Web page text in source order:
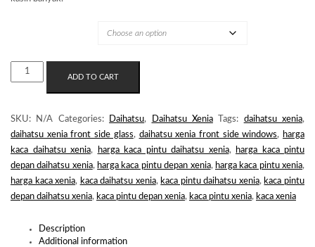
KACA
PINTU
DAIHATSU
XENIA
GEN3
QUANTITY
ADD TO CART
SKU: N/A Categories: Daihatsu, Daihatsu Xenia Tags: daihatsu xenia,
daihatsu xenia front side glass, daihatsu xenia front side windows, harga
kaca daihatsu xenia, harga kaca pintu daihatsu xenia,
harga kaca pintu
depan daihatsu xenia, harga kaca pintu depan xenia, harga kaca pintu xenia,
harga kaca xenia, kaca daihatsu xenia, kaca pintu daihatsu xenia, kaca pintu
depan daihatsu xenia, kaca pintu depan xenia, kaca pintu xenia, kaca xenia
Description
Additional information